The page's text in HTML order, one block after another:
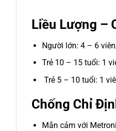
Liều Lượng –
Người lớn: 4 – 6
Trẻ 10 – 15 tuổi: 1
Trẻ 5 – 10 tuổi: 1
Chống Chỉ
Mẫn cảm với